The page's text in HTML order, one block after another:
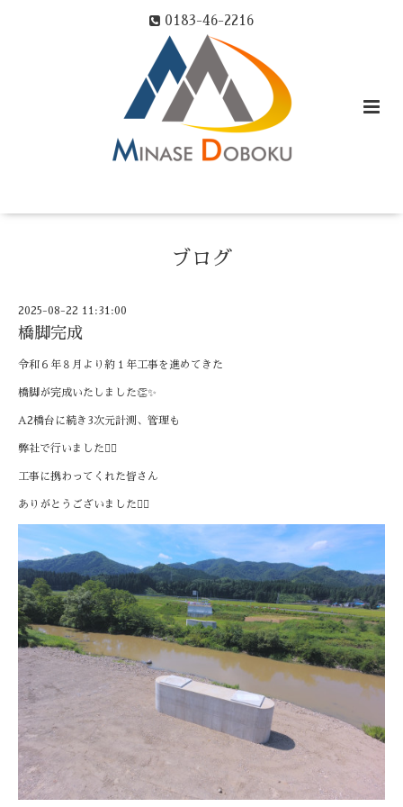
0183-46-2216
ブログ
2025-08-22 11:31:00
橋脚完成
令和６年８月より約１年工事を進めてきた
橋脚が完成いたしました👏✨
A2橋台に続き3次元計測、管理も
弊社で行いました💁‍♂️
工事に携わってくれた皆さん
ありがとうございました🙇‍♀️